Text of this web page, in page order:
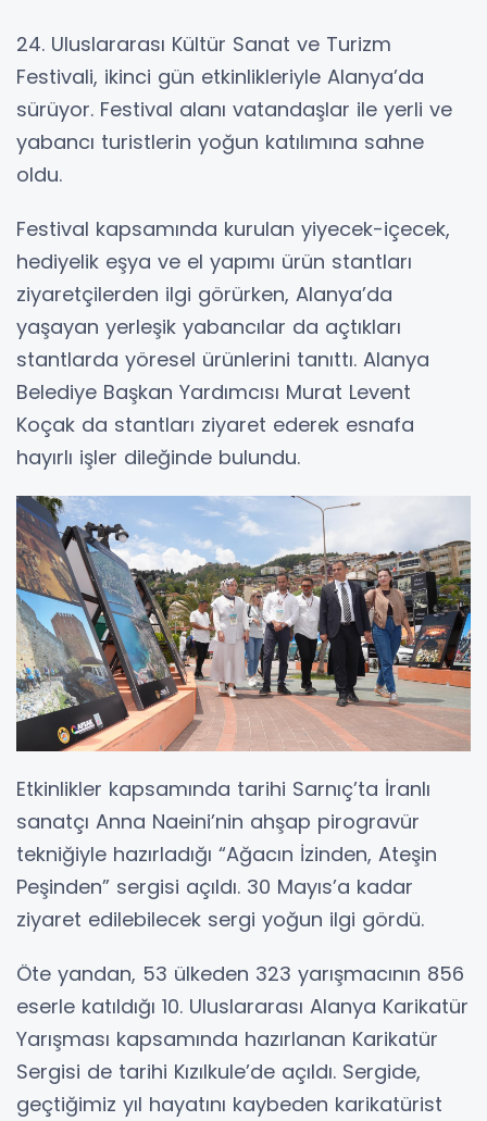
24. Uluslararası Kültür Sanat ve Turizm
Festivali, ikinci gün etkinlikleriyle Alanya’da
sürüyor. Festival alanı vatandaşlar ile yerli ve
yabancı turistlerin yoğun katılımına sahne
oldu.
Festival kapsamında kurulan yiyecek-içecek,
hediyelik eşya ve el yapımı ürün stantları
ziyaretçilerden ilgi görürken, Alanya’da
yaşayan yerleşik yabancılar da açtıkları
stantlarda yöresel ürünlerini tanıttı. Alanya
Belediye Başkan Yardımcısı Murat Levent
Koçak da stantları ziyaret ederek esnafa
hayırlı işler dileğinde bulundu.
Etkinlikler kapsamında tarihi Sarnıç’ta İranlı
sanatçı Anna Naeini’nin ahşap pirogravür
tekniğiyle hazırladığı “Ağacın İzinden, Ateşin
Peşinden” sergisi açıldı. 30 Mayıs’a kadar
ziyaret edilebilecek sergi yoğun ilgi gördü.
Öte yandan, 53 ülkeden 323 yarışmacının 856
eserle katıldığı 10. Uluslararası Alanya Karikatür
Yarışması kapsamında hazırlanan Karikatür
Sergisi de tarihi Kızılkule’de açıldı. Sergide,
geçtiğimiz yıl hayatını kaybeden karikatürist